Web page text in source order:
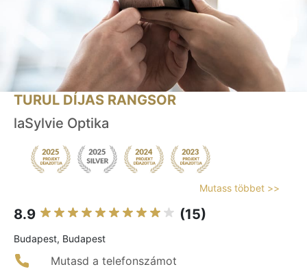
TURUL DÍJAS RANGSOR
laSylvie Optika
Mutass többet >>
8.9 (15)
Budapest, Budapest
Mutasd a telefonszámot